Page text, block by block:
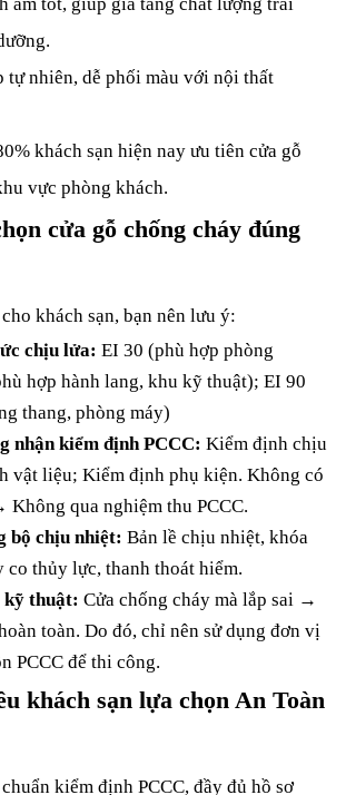
âm tốt, giúp gia tăng chất lượng trải
tự nhiên, dễ phối màu với nội thất
khách sạn hiện nay ưu tiên cửa gỗ
vực phòng khách.
cửa gỗ chống cháy đúng
khách sạn, bạn nên lưu ý:
chịu lửa: EI 30 (phù hợp phòng
hợp hành lang, khu kỹ thuật); EI 90
thang, phòng máy)
nhận kiểm định PCCC: Kiểm định chịu
vật liệu; Kiểm định phụ kiện. Không có
qua nghiệm thu PCCC.
bộ chịu nhiệt: Bản lề chịu nhiệt, khóa
co thủy lực, thanh thoát hiểm.
kỹ thuật: Cửa chống cháy mà lắp sai →
toàn. Do đó, chỉ nên sử dụng đơn vị
PCCC để thi công.
khách sạn lựa chọn An Toàn
kiểm định PCCC, đầy đủ hồ sơ